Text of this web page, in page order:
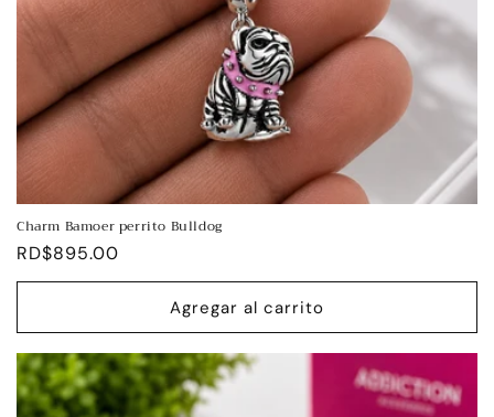
Charm Bamoer perrito Bulldog
Precio
habitual
RD$895.00
Agregar al carrito